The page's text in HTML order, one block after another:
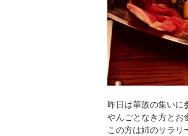
昨日は華族の集いに
やんごとなき方とお
この方は姉のサラリ